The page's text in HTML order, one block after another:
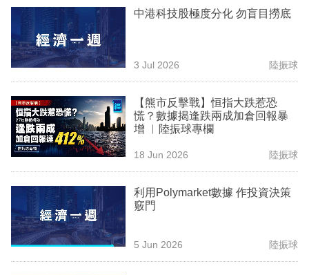
活
時
事
專
欄
訂
專
區
中港科技股極度分化 勿盲目撈底
3 Jul 2026 陸振球
【熊市反擊戰】恒指大跌惹恐
慌？數據揭逢跌兩成加倉回報暴
增 ︳陸振球專欄
18 Jun 2026 陸振球
利用Polymarket數據 作投資決策
竅門
5 Jun 2026 陸振球